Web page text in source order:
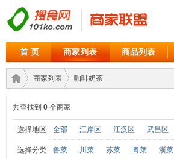
首 页 商家列表 商品列表
商家›
商家列表
›
咖啡奶茶
共查找到 0 个商家
选择地区 全部 江岸区 江汉区 武昌区
选择分类 鲁菜 川菜 苏菜 粤菜 浙菜